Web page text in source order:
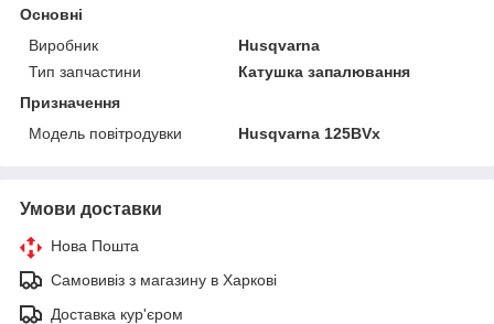
Основні
Виробник
Husqvarna
Тип запчастини
Катушка запалювання
Призначення
Модель повітродувки
Husqvarna 125BVx
Умови доставки
Нова Пошта
Самовивіз з магазину в Харкові
Доставка кур'єром